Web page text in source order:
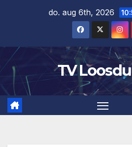
inhoud
do. aug 6th, 2026
TV